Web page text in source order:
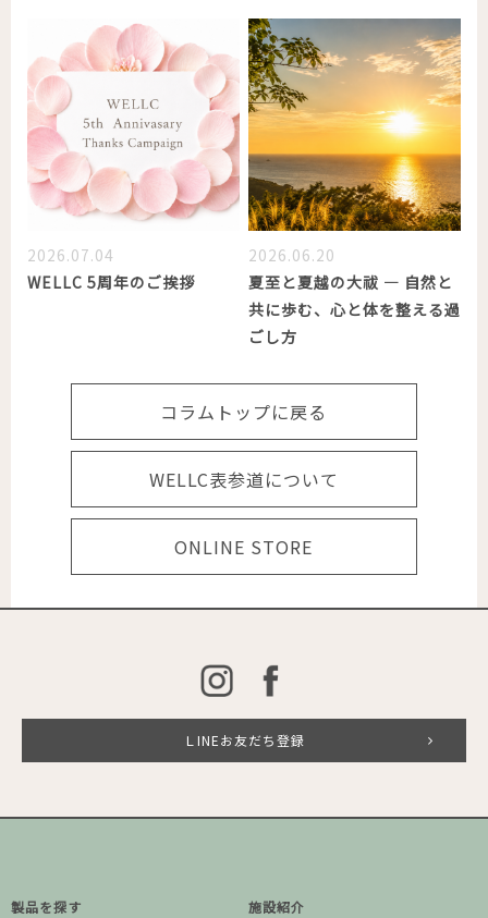
2026.07.04
WELLC 5周年のご挨拶
2026.06.20
夏至と夏越の大祓 ― 自然と
共に歩む、心と体を整える過
ごし方
コラムトップに戻る
WELLC表参道について
ONLINE STORE
ＬINEお友だち登録
製品を探す 施設紹介